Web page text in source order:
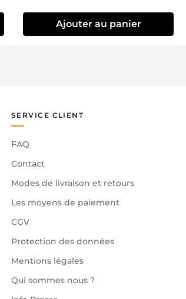
Ajouter au panier
SERVICE CLIENT
FAQ
Contact
Modes de livraison et retours
Les moyens de paiement
CGV
Protection des données
Mentions légales
Qui sommes nous ?